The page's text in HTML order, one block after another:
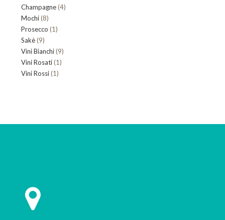
Champagne 44
Mochi 88
prodotti
Prosecco 11
Sakè 99
prodotti
Vini Bianchi 99
Vini Rosati 11
Vini Rossi 11